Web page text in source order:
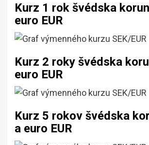
Kurz 1 rok švédska
euro EUR
Kurz 2 roky švédska
euro EUR
Kurz 5 rokov švédska
a euro EUR